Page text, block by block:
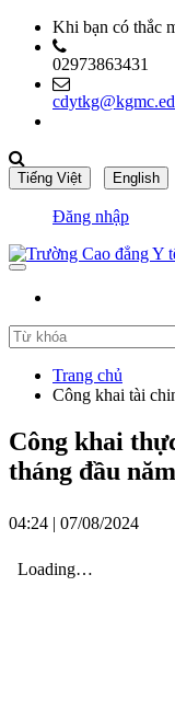
Khi bạn có thắc
02973863431
Đăng nhập
Trang chủ
Công khai tài
Công khai
tháng đầu
04:24 | 07/08/2024